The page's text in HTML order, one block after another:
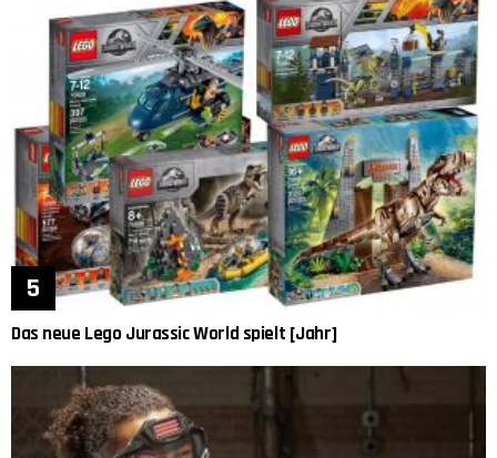
Das neue Lego Jurassic World spielt [Jahr]